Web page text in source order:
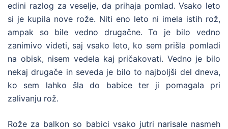
edini razlog za veselje, da prihaja pomlad. Vsako leto
si je kupila nove rože. Niti eno leto ni imela istih rož,
ampak so bile vedno drugačne. To je bilo vedno
zanimivo videti, saj vsako leto, ko sem prišla pomladi
na obisk, nisem vedela kaj pričakovati. Vedno je bilo
nekaj drugače in seveda je bilo to najboljši del dneva,
ko sem lahko šla do babice ter ji pomagala pri
zalivanju rož.
Rože za balkon so babici vsako jutri narisale nasmeh